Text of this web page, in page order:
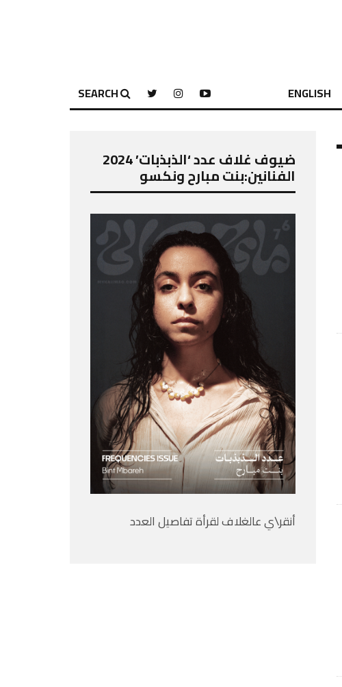
ENGLISH
SEARCH
ضيوف غلاف عدد ‘الذبذبات’ 2024
الفنانين:بنت مبارح ونكسو
أنقر\ي عالغلاف لقرأة تفاصيل العدد